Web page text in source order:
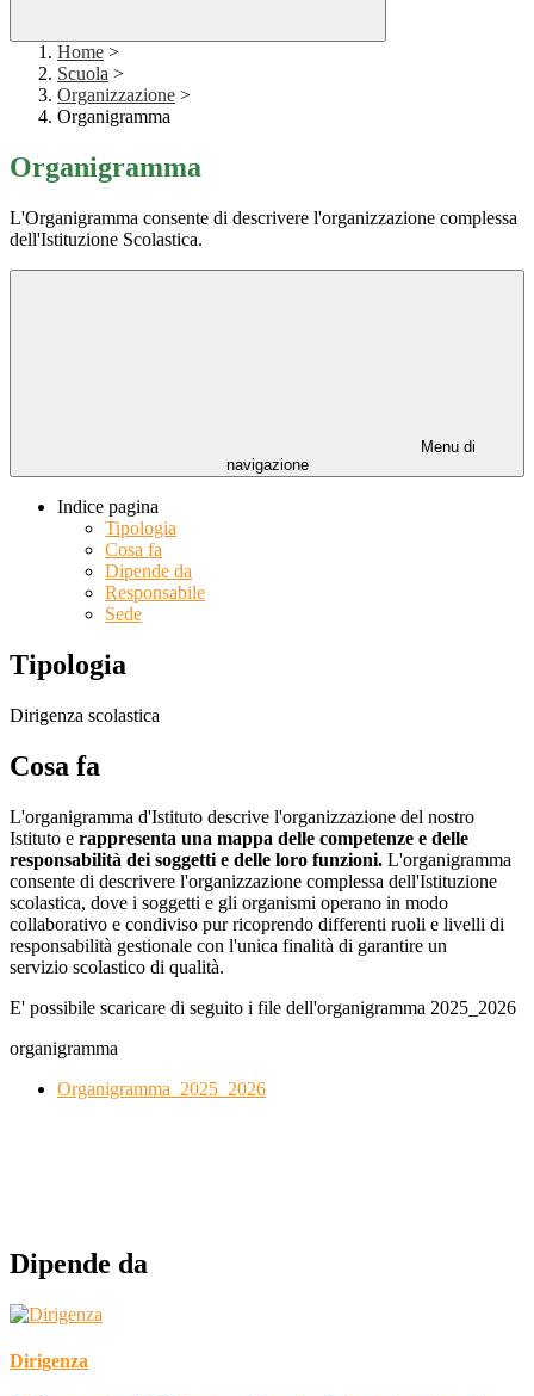
Home >
Scuola >
Organizzazione >
Organigramma
Organigramma
L'Organigramma consente di descrivere l'organizzazione complessa
dell'Istituzione Scolastica.
Menu di
navigazione
Indice pagina
Tipologia
Cosa fa
Dipende da
Responsabile
Sede
Tipologia
Dirigenza scolastica
Cosa fa
L'organigramma d'Istituto descrive l'organizzazione del nostro
Istituto e rappresenta una mappa delle competenze e delle
responsabilità dei soggetti e delle loro funzioni. L'organigramma
consente di descrivere l'organizzazione complessa dell'Istituzione
scolastica, dove i soggetti e gli organismi operano in modo
collaborativo e condiviso pur ricoprendo differenti ruoli e livelli di
responsabilità gestionale con l'unica finalità di garantire un
servizio scolastico di qualità.
E' possibile scaricare di seguito i file dell'organigramma 2025_2026
organigramma
Organigramma_2025_2026
Dipende da
Dirigenza